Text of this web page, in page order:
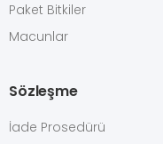
Paket Bitkiler
Macunlar
Sözleşme
İade Prosedürü